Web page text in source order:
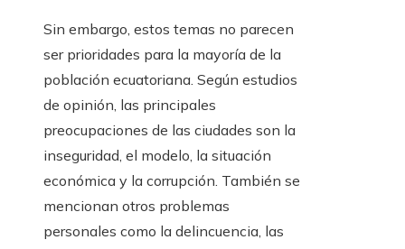
Sin embargo, estos temas no parecen
ser prioridades para la mayoría de la
población ecuatoriana. Según estudios
de opinión, las principales
preocupaciones de las ciudades son la
inseguridad, el modelo, la situación
económica y la corrupción. También se
mencionan otros problemas
personales como la delincuencia, las